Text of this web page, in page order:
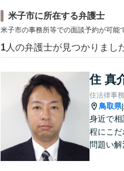
米子市に所在する弁護士
米子市の事務所等での面談予約が可能
1 人の弁護士が見つかりまし
住 真
住法律事
鳥取県|
身近で
程にこ
問題い